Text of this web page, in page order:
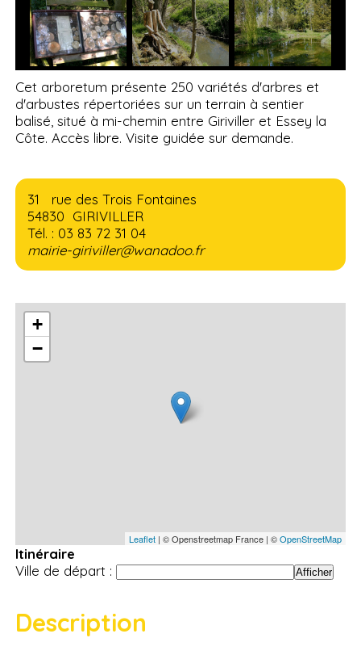
Cet arboretum présente 250 variétés d'arbres et
d'arbustes répertoriées sur un terrain à sentier
balisé, situé à mi-chemin entre Giriviller et Essey la
Côte. Accès libre. Visite guidée sur demande.
31 rue des Trois Fontaines
54830 GIRIVILLER
Tél. : 03 83 72 31 04
mairie-giriviller@wanadoo.fr
+
−
Leaflet| © Openstreetmap France | ©OpenStreetMap
Itinéraire
Ville de départ :
Description